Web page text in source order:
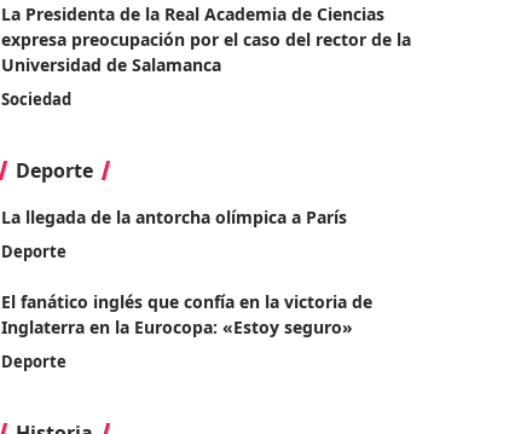
La Presidenta de la Real Academia de Ciencias
expresa preocupación por el caso del rector de la
Universidad de Salamanca
Sociedad
Deporte
La llegada de la antorcha olímpica a París
Deporte
El fanático inglés que confía en la victoria de
Inglaterra en la Eurocopa: «Estoy seguro»
Deporte